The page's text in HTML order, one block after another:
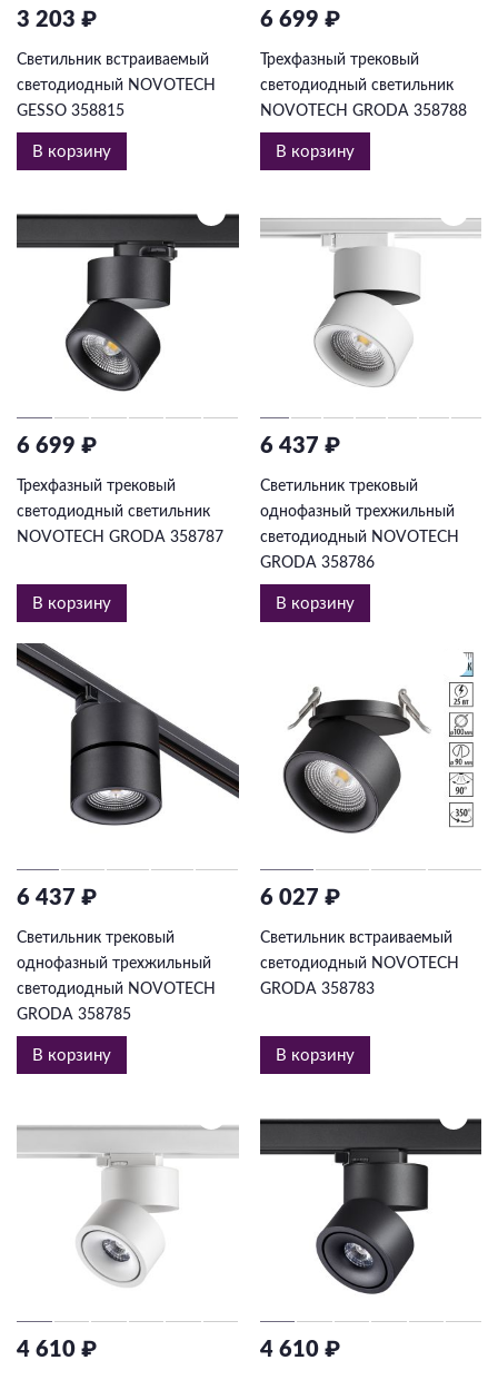
3 203 ₽
Светильник встраиваемый
светодиодный NOVOTECH
GESSO 358815
В корзину
6 699 ₽
Трехфазный трековый
светодиодный светильник
NOVOTECH GRODA 358788
В корзину
6 699 ₽
Трехфазный трековый
светодиодный светильник
NOVOTECH GRODA 358787
В корзину
6 437 ₽
Светильник трековый
однофазный трехжильный
светодиодный NOVOTECH
GRODA 358786
В корзину
6 437 ₽
Светильник трековый
однофазный трехжильный
светодиодный NOVOTECH
GRODA 358785
В корзину
6 027 ₽
Светильник встраиваемый
светодиодный NOVOTECH
GRODA 358783
В корзину
4 610 ₽ 4 610 ₽